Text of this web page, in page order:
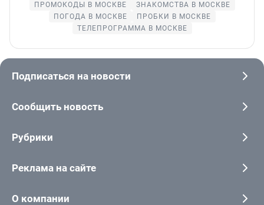
ПРОМОКОДЫ В МОСКВЕ
ЗНАКОМСТВА В МОСКВЕ
ПОГОДА В МОСКВЕ
ПРОБКИ В МОСКВЕ
ТЕЛЕПРОГРАММА В МОСКВЕ
Подписаться на новости
Сообщить новость
Рубрики
Реклама на сайте
О компании